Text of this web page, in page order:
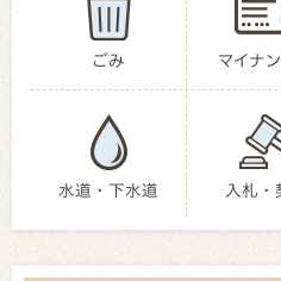
ごみ マイナ
水道・下水道 入札・